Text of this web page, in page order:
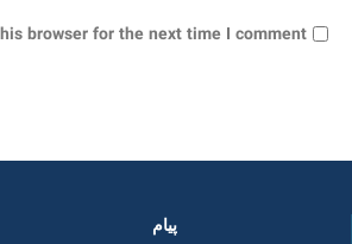
browser for the next time I comment.
پیام